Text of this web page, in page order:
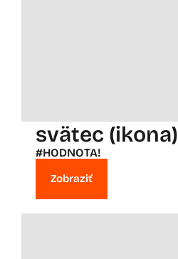
svätec (ikona)
#HODNOTA!
Zobraziť